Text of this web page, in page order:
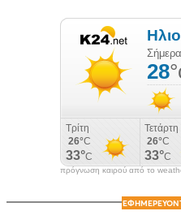
πρόγνωση καιρού από το